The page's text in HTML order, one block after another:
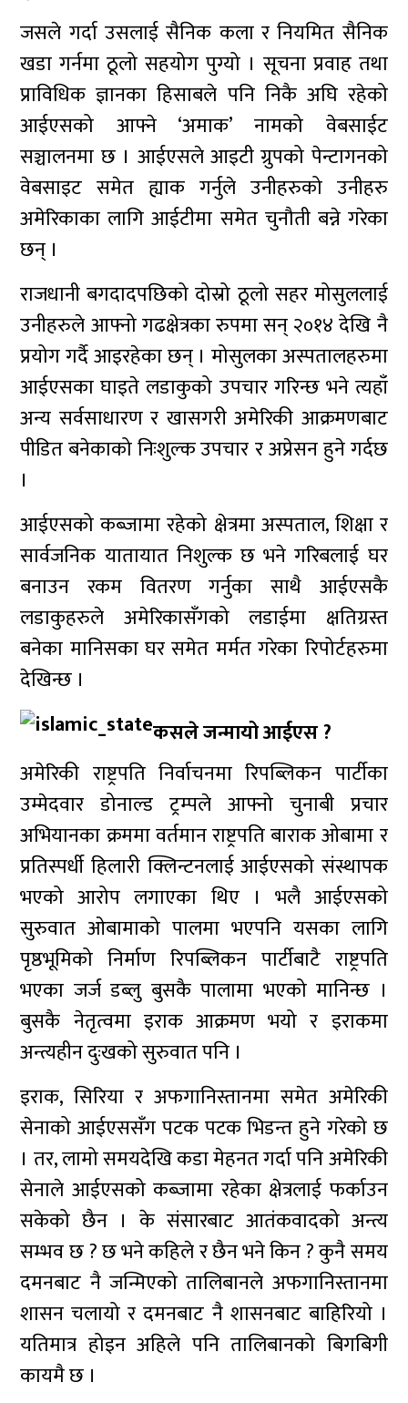
जसले गर्दा उसलाई सैनिक कला र नियमित सैनिक
खडा गर्नमा ठूलो सहयोग पुग्यो । सूचना प्रवाह तथा
प्राविधिक ज्ञानका हिसाबले पनि निकै अघि रहेको
आईएसको आफ्ने ‘अमाक’ नामको वेबसाईट
सञ्चालनमा छ । आईएसले आइटी ग्रुपको पेन्टागनको
वेबसाइट समेत ह्याक गर्नुले उनीहरुको उनीहरु
अमेरिकाका लागि आईटीमा समेत चुनौती बन्ने गरेका
छन् ।
राजधानी बगदादपछिको दोस्रो ठूलो सहर मोसुललाई
उनीहरुले आफ्नो गढक्षेत्रका रुपमा सन् २०१४ देखि नै
प्रयोग गर्दै आइरहेका छन् । मोसुलका अस्पतालहरुमा
आईएसका घाइते लडाकुको उपचार गरिन्छ भने त्यहाँ
अन्य सर्वसाधारण र खासगरी अमेरिकी आक्रमणबाट
पीडित बनेकाको निःशुल्क उपचार र अप्रेसन हुने गर्दछ
।
आईएसको कब्जामा रहेको क्षेत्रमा अस्पताल, शिक्षा र
सार्वजनिक यातायात निशुल्क छ भने गरिबलाई घर
बनाउन रकम वितरण गर्नुका साथै आईएसकै
लडाकुहरुले अमेरिकासँगको लडाईमा क्षतिग्रस्त
बनेका मानिसका घर समेत मर्मत गरेका रिपोर्टहरुमा
देखिन्छ ।
कसले जन्मायो आईएस ?
अमेरिकी राष्ट्रपति निर्वाचनमा रिपब्लिकन पार्टीका
उम्मेदवार डोनाल्ड ट्रम्पले आफ्नो चुनाबी प्रचार
अभियानका क्रममा वर्तमान राष्ट्रपति बाराक ओबामा र
प्रतिस्पर्धी हिलारी क्लिन्टनलाई आईएसको संस्थापक
भएको आरोप लगाएका थिए । भलै आईएसको
सुरुवात ओबामाको पालमा भएपनि यसका लागि
पृष्ठभूमिको निर्माण रिपब्लिकन पार्टीबाटै राष्ट्रपति
भएका जर्ज डब्लु बुसकै पालामा भएको मानिन्छ ।
बुसकै नेतृत्वमा इराक आक्रमण भयो र इराकमा
अन्त्यहीन दुःखको सुरुवात पनि ।
इराक, सिरिया र अफगानिस्तानमा समेत अमेरिकी
सेनाको आईएससँग पटक पटक भिडन्त हुने गरेको छ
। तर, लामो समयदेखि कडा मेहनत गर्दा पनि अमेरिकी
सेनाले आईएसको कब्जामा रहेका क्षेत्रलाई फर्काउन
सकेको छैन । के संसारबाट आतंकवादको अन्त्य
सम्भव छ ? छ भने कहिले र छैन भने किन ? कुनै समय
दमनबाट नै जन्मिएको तालिबानले अफगानिस्तानमा
शासन चलायो र दमनबाट नै शासनबाट बाहिरियो ।
यतिमात्र होइन अहिले पनि तालिबानको बिगबिगी
कायमै छ ।